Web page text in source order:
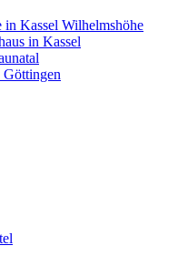
Kassel Wilhelmshöhe
in Kassel
Göttingen